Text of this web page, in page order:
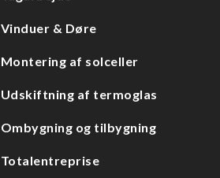
Vinduer & Døre
Montering af solceller
Udskiftning af termoglas
Ombygning og tilbygning
Totalentreprise